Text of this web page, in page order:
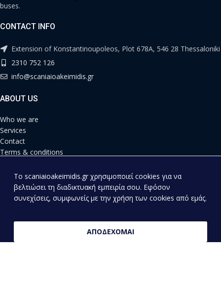
buses.
CONTACT INFO
Extension of Konstantinoupoleos, Plot 678A, 546 28 Thessaloniki
2310 752 126
info@scaniaioakeimidis.gr
ABOUT US
Who we are
Services
Contact
Terms & conditions
Shipping Methods
Payment Methods
NEW SPARE PARTS
To scaniaioakeimidis.gr χρησιμοποιεί cookies για να
βελτιώσει τη διαδικτυακή εμπειρία σου. Εφόσον
συνεχίσεις, συμφωνείς με την χρήση των cookies από εμάς.
ΑΠΟΔΕΧΟΜΑΙ